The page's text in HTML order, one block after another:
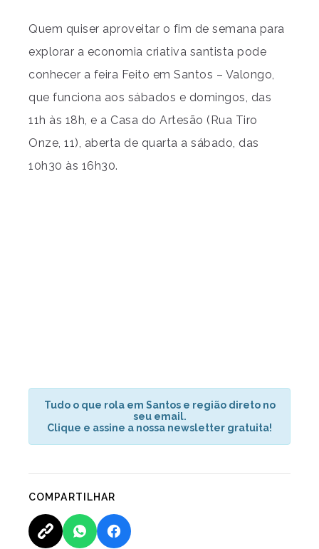
Quem quiser aproveitar o fim de semana para
explorar a economia criativa santista pode
conhecer a feira Feito em Santos – Valongo,
que funciona aos sábados e domingos, das
11h às 18h, e a Casa do Artesão (Rua Tiro
Onze, 11), aberta de quarta a sábado, das
10h30 às 16h30.
Tudo o que rola em Santos e região direto no
seu email.
Clique e assine a nossa newsletter gratuita!
COMPARTILHAR